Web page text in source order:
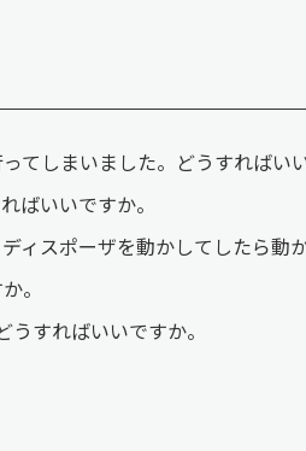
てしまいました。どうすればい
ばいいですか。
ィスポーザを動かしてしたら動
。
すればいいですか。